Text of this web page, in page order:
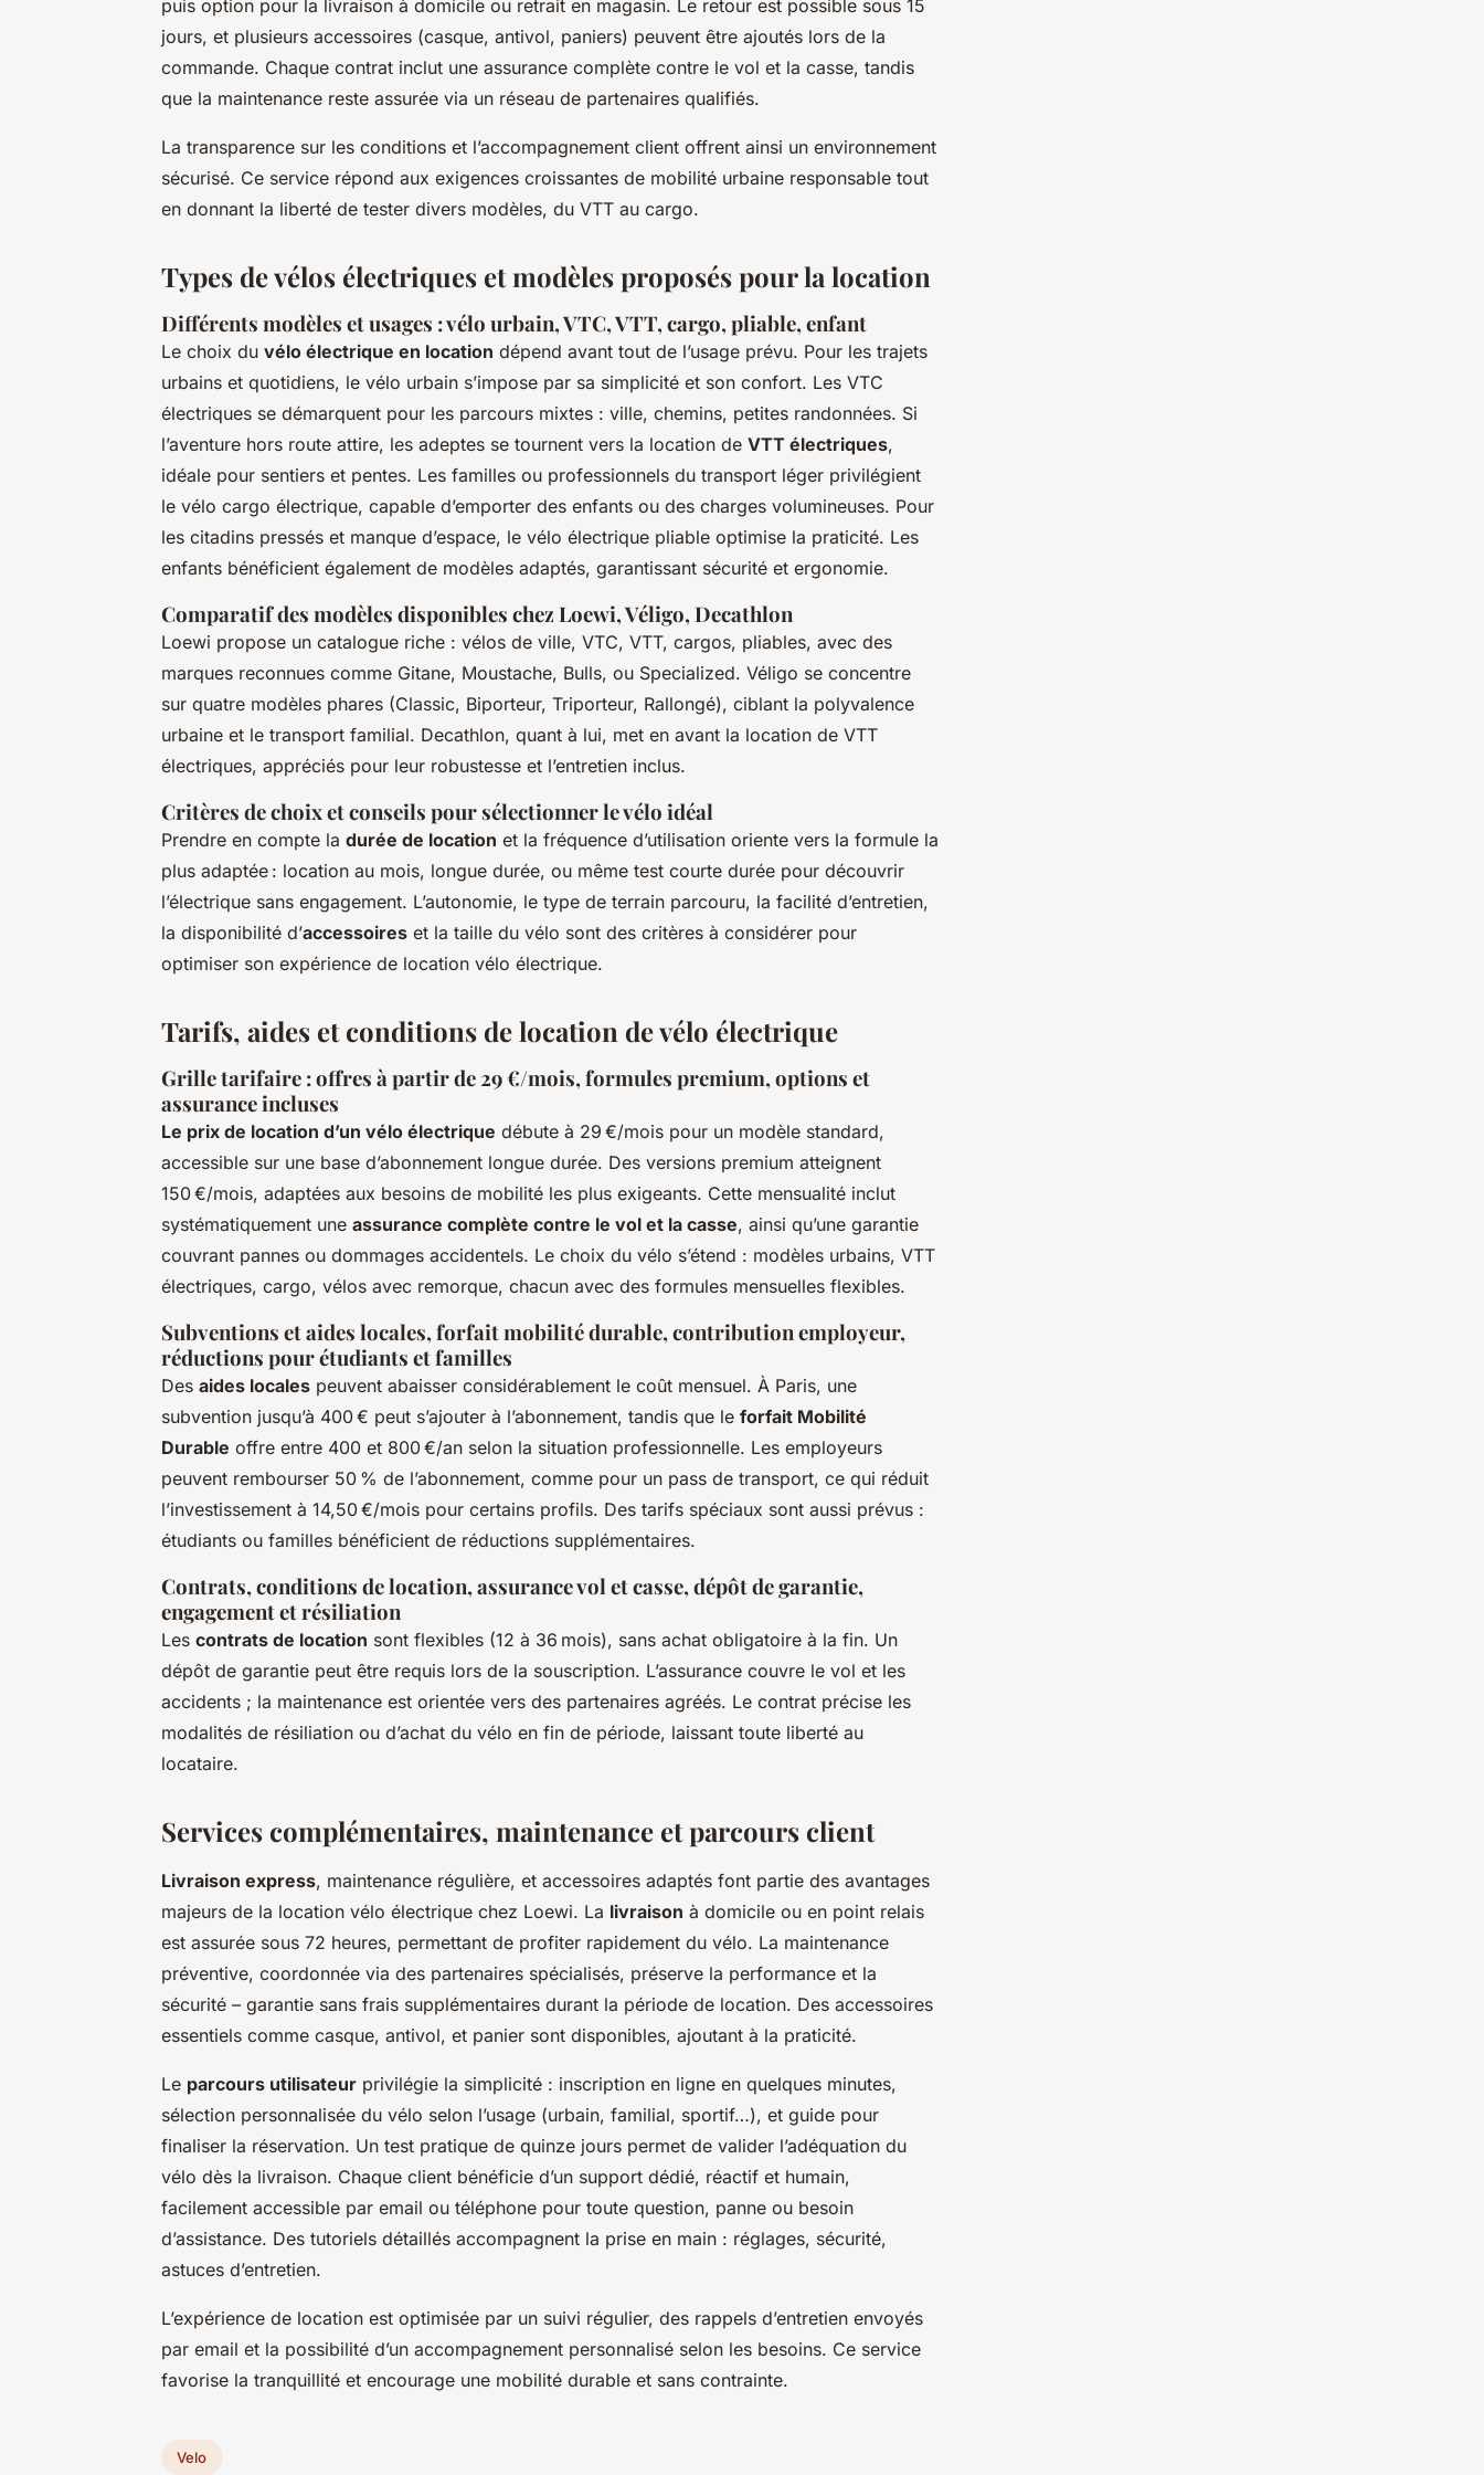
puis option pour la livraison à domicile ou retrait en magasin. Le retour est possible sous 15
jours, et plusieurs accessoires (casque, antivol, paniers) peuvent être ajoutés lors de la
commande. Chaque contrat inclut une assurance complète contre le vol et la casse, tandis
que la maintenance reste assurée via un réseau de partenaires qualifiés.
La transparence sur les conditions et l’accompagnement client offrent ainsi un environnement
sécurisé. Ce service répond aux exigences croissantes de mobilité urbaine responsable tout
en donnant la liberté de tester divers modèles, du VTT au cargo.
Types de vélos électriques et modèles proposés pour la location
Différents modèles et usages : vélo urbain, VTC, VTT, cargo, pliable, enfant
Le choix du vélo électrique en location dépend avant tout de l’usage prévu. Pour les trajets
urbains et quotidiens, le vélo urbain s’impose par sa simplicité et son confort. Les VTC
électriques se démarquent pour les parcours mixtes : ville, chemins, petites randonnées. Si
l’aventure hors route attire, les adeptes se tournent vers la location de VTT électriques,
idéale pour sentiers et pentes. Les familles ou professionnels du transport léger privilégient
le vélo cargo électrique, capable d’emporter des enfants ou des charges volumineuses. Pour
les citadins pressés et manque d’espace, le vélo électrique pliable optimise la praticité. Les
enfants bénéficient également de modèles adaptés, garantissant sécurité et ergonomie.
Comparatif des modèles disponibles chez Loewi, Véligo, Decathlon
Loewi propose un catalogue riche : vélos de ville, VTC, VTT, cargos, pliables, avec des
marques reconnues comme Gitane, Moustache, Bulls, ou Specialized. Véligo se concentre
sur quatre modèles phares (Classic, Biporteur, Triporteur, Rallongé), ciblant la polyvalence
urbaine et le transport familial. Decathlon, quant à lui, met en avant la location de VTT
électriques, appréciés pour leur robustesse et l’entretien inclus.
Critères de choix et conseils pour sélectionner le vélo idéal
Prendre en compte la durée de location et la fréquence d’utilisation oriente vers la formule la
plus adaptée : location au mois, longue durée, ou même test courte durée pour découvrir
l’électrique sans engagement. L’autonomie, le type de terrain parcouru, la facilité d’entretien,
la disponibilité d’accessoires et la taille du vélo sont des critères à considérer pour
optimiser son expérience de location vélo électrique.
Tarifs, aides et conditions de location de vélo électrique
Grille tarifaire : offres à partir de 29 €/mois, formules premium, options et
assurance incluses
Le prix de location d’un vélo électrique débute à 29 €/mois pour un modèle standard,
accessible sur une base d’abonnement longue durée. Des versions premium atteignent
150 €/mois, adaptées aux besoins de mobilité les plus exigeants. Cette mensualité inclut
systématiquement une assurance complète contre le vol et la casse, ainsi qu’une garantie
couvrant pannes ou dommages accidentels. Le choix du vélo s’étend : modèles urbains, VTT
électriques, cargo, vélos avec remorque, chacun avec des formules mensuelles flexibles.
Subventions et aides locales, forfait mobilité durable, contribution employeur,
réductions pour étudiants et familles
Des aides locales peuvent abaisser considérablement le coût mensuel. À Paris, une
subvention jusqu’à 400 € peut s’ajouter à l’abonnement, tandis que le forfait Mobilité
Durable offre entre 400 et 800 €/an selon la situation professionnelle. Les employeurs
peuvent rembourser 50 % de l’abonnement, comme pour un pass de transport, ce qui réduit
l’investissement à 14,50 €/mois pour certains profils. Des tarifs spéciaux sont aussi prévus :
étudiants ou familles bénéficient de réductions supplémentaires.
Contrats, conditions de location, assurance vol et casse, dépôt de garantie,
engagement et résiliation
Les contrats de location sont flexibles (12 à 36 mois), sans achat obligatoire à la fin. Un
dépôt de garantie peut être requis lors de la souscription. L’assurance couvre le vol et les
accidents ; la maintenance est orientée vers des partenaires agréés. Le contrat précise les
modalités de résiliation ou d’achat du vélo en fin de période, laissant toute liberté au
locataire.
Services complémentaires, maintenance et parcours client
Livraison express, maintenance régulière, et accessoires adaptés font partie des avantages
majeurs de la location vélo électrique chez Loewi. La livraison à domicile ou en point relais
est assurée sous 72 heures, permettant de profiter rapidement du vélo. La maintenance
préventive, coordonnée via des partenaires spécialisés, préserve la performance et la
sécurité – garantie sans frais supplémentaires durant la période de location. Des accessoires
essentiels comme casque, antivol, et panier sont disponibles, ajoutant à la praticité.
Le parcours utilisateur privilégie la simplicité : inscription en ligne en quelques minutes,
sélection personnalisée du vélo selon l’usage (urbain, familial, sportif…), et guide pour
finaliser la réservation. Un test pratique de quinze jours permet de valider l’adéquation du
vélo dès la livraison. Chaque client bénéficie d’un support dédié, réactif et humain,
facilement accessible par email ou téléphone pour toute question, panne ou besoin
d’assistance. Des tutoriels détaillés accompagnent la prise en main : réglages, sécurité,
astuces d’entretien.
L’expérience de location est optimisée par un suivi régulier, des rappels d’entretien envoyés
par email et la possibilité d’un accompagnement personnalisé selon les besoins. Ce service
favorise la tranquillité et encourage une mobilité durable et sans contrainte.
Velo